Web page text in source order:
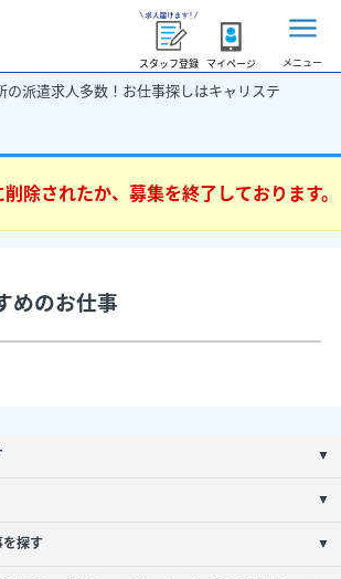
スタッフ登録 マイページ メニュー
の派遣求人多数！お仕事探しはキャリステ
除されたか、募集を終了しております。
めのお仕事
▼
▼
を探す ▼